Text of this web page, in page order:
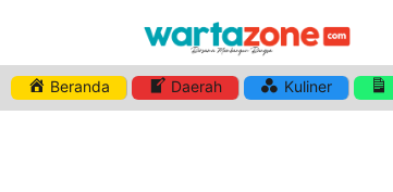
Beranda Daerah Kuliner